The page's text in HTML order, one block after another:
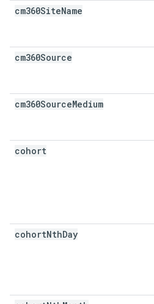
cm360SiteName
cm360Source
cm360SourceMedium
cohort
cohortNthDay